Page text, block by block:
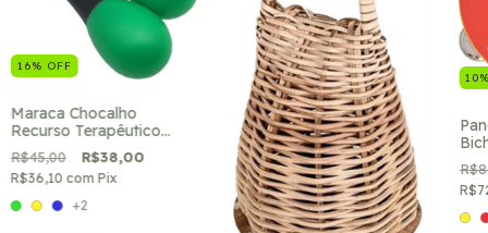
16% OFF
Maraca Chocalho
Recurso Terapêutico
(par)
R$45,00 R$38,00
R$36,10 com Pix
+2
10